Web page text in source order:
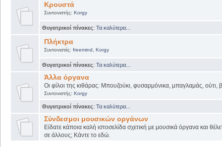
Κρουστά
Συντονιστής: Korgy
Θυγατρικοί πίνακες: Τα καλύτερα...
Πλήκτρα
Συντονιστές: freemind Korgy
Θυγατρικοί πίνακες: Τα καλύτερα...
Άλλα όργανα
Οι φίλοι της κιθάρας: Μπουζούκι, φυσαρμόνικα, μπαγλαμάς, ούτι,
Συντονιστής: Korgy
Θυγατρικοί πίνακες: Τα καλύτερα...
Σύνδεσμοι μουσικών οργάνων
Είδατε κάποια καλή ιστοσελίδα σχετική με μουσικά όργανα και
σε άλλους; Κάντε το εδώ.